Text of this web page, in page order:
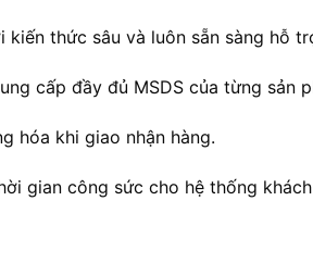
thức sâu và luôn sẵn sàng hỗ
cấp đầy đủ MSDS của từng sản
hóa khi giao nhận hàng.
gian công sức cho hệ thống